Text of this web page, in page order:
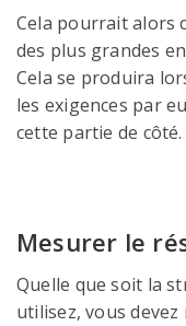
Cela pourrait alors
des plus grandes
Cela se produira
les exigences par
cette partie de côté.
Mesurer le
Quelle que soit la
utilisez, vous